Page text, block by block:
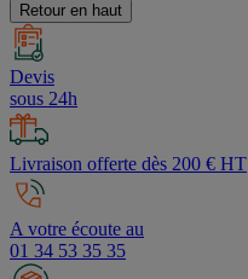
Retour en haut
Devis
sous 24h
Livraison offerte dès 200 € HT
A votre écoute au
01 34 53 35 35